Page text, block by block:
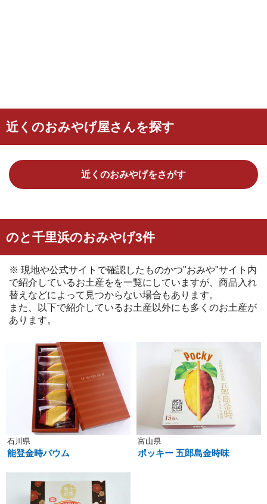
近くのおみやげ屋さんを探す
近くのおみやげをさがす
のと千里浜のおみやげ3件
※ 現地や公式サイトで確認したものかつ"おみや"サイト内
で紹介しているお土産をを一覧にしていますが、商品入れ
替えなどによって見つからない場合もあります。
また、以下で紹介しているお土産以外にも多くのお土産が
あります。
石川県
能登金時バウム
富山県
ポッキー 五郎島金時味